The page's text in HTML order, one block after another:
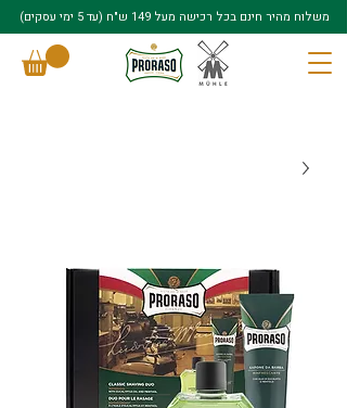
משלוח מהיר חינם בכל רכישה מעל 149 ש"ח (עד 5 ימי עסקים)